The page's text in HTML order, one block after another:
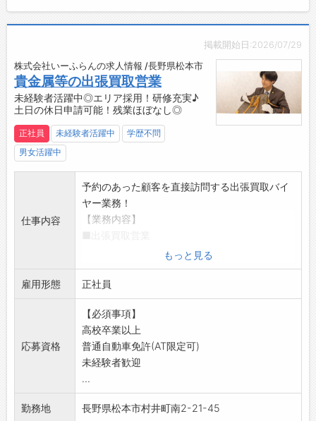
■安定した経営基盤
東証プライム上場企業である株式会社ジェイテ
■未経験の方が多数活躍中！
・まずは内勤や倉庫作業で商品やお客様の知識
を身につけていただきます
・その後先輩社員同行のうえ、お客様を訪問し
ていきます
■充実した研修サポートあり！
・営業経験があっても、業界未経験の方にはし
っかり研修を用意！
務ルール説明・OJT（約3ヶ月））
・フレックス勤務OK（6：00～22：00の間で
柔軟に調整可能）
・月の勤務時間を満たせば、日々のスケジュー
ルは自由度高め
■残業少なめ
・残業は月10時間程度
・土日休み/年間休日121日でプライベートも充
実◎
◎フレックス勤務について
掲載開始日:2026/07/29
株式会社いーふらんの求人情報 /長野県松本市
貴金属等の出張買取営業
未経験者活躍中◎エリア採用！研修充実♪
土日の休日申請可能！残業ほぼなし◎
正社員 未経験者活躍中
学歴不問
男女活躍中
仕事内容
予約のあった顧客を直接訪問する出張買取バイ
ヤー業務！
【業務内容】
・アポイントは本部のコールセンター部署が専
任で行い、マネージャーから振られる案件を対
応
・買取予定の品物など事前情報を確認
・お客様宅を社用車で訪問（1日2～3件程度）
・貴金属やブランド品、ダイヤ・宝石などをそ
の場で査定
・買取成約！
【ポイント◎】
テレアポや飛び込み営業などはありません！
もっと見る
雇用形態 正社員
応募資格
【必須事項】
高校卒業以上
普通自動車免許(AT限定可)
未経験者歓迎
...
勤務地 長野県松本市村井町南2-21-45